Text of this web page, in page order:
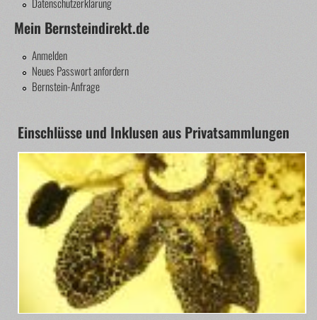
Mein Bernsteindirekt.de
Anmelden
Neues Passwort anfordern
Bernstein-Anfrage
Einschlüsse und Inklusen aus Privatsammlungen